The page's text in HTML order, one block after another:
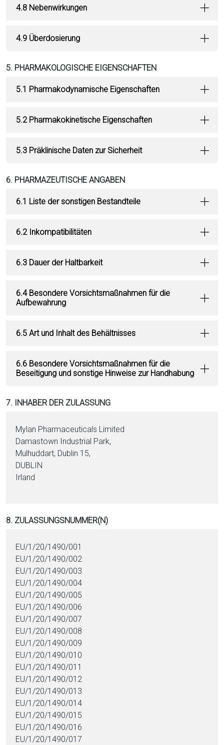
4.8 Nebenwirkungen
4.9 Überdosierung
5. PHARMAKOLOGISCHE EIGENSCHAFTEN
5.1 Pharmakodynamische Eigenschaften
5.2 Pharmakokinetische Eigenschaften
5.3 Präklinische Daten zur Sicherheit
6. PHARMAZEUTISCHE ANGABEN
6.1 Liste der sonstigen Bestandteile
6.2 Inkompatibilitäten
6.3 Dauer der Haltbarkeit
6.4 Besondere Vorsichtsmaßnahmen für die
Aufbewahrung
6.5 Art und Inhalt des Behältnisses
6.6 Besondere Vorsichtsmaßnahmen für die
Beseitigung und sonstige Hinweise zur Handhabung
7. INHABER DER ZULASSUNG
Mylan Pharmaceuticals Limited
Damastown Industrial Park,
Mulhuddart, Dublin 15,
DUBLIN
Irland
8. ZULASSUNGSNUMMER(N)
EU/1/20/1490/001
EU/1/20/1490/002
EU/1/20/1490/003
EU/1/20/1490/004
EU/1/20/1490/005
EU/1/20/1490/006
EU/1/20/1490/007
EU/1/20/1490/008
EU/1/20/1490/009
EU/1/20/1490/010
EU/1/20/1490/011
EU/1/20/1490/012
EU/1/20/1490/013
EU/1/20/1490/014
EU/1/20/1490/015
EU/1/20/1490/016
EU/1/20/1490/017